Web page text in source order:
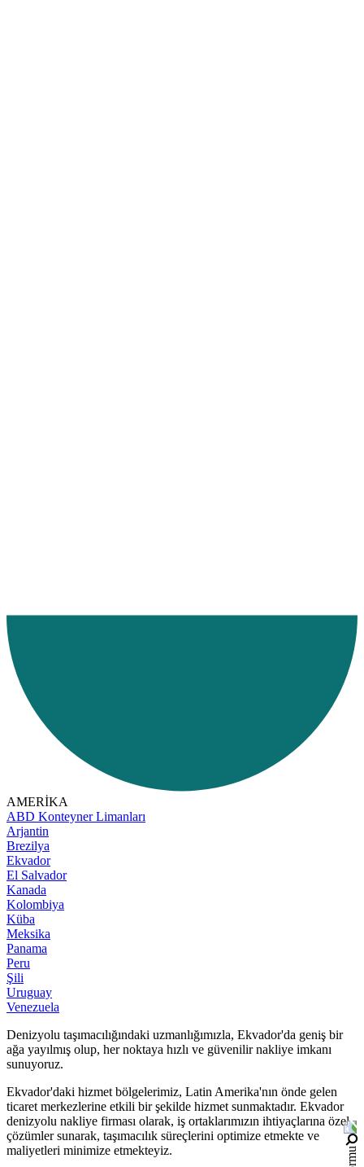
Ana Sayfa
Hizmetlerimiz
Hizmet Bölgelerimiz
Denizyolu
AMERİKA
AMERİKA
ABD Konteyner Limanları
Arjantin
Brezilya
Ekvador
El Salvador
Kanada
Kolombiya
Küba
Meksika
Panama
Peru
Şili
Uruguay
Venezuela
Denizyolu taşımacılığındaki uzmanlığımızla, Ekvador'da geniş bir
ağa yayılmış olup, her noktaya hızlı ve güvenilir nakliye imkanı
sunuyoruz.
Ekvador'daki hizmet bölgelerimiz, Latin Amerika'nın önde gelen
ticaret merkezlerine etkili bir şekilde hizmet sunmaktadır. Ekvador
denizyolu nakliye firması olarak, iş ortaklarımızın ihtiyaçlarına özel
çözümler sunarak, taşımacılık süreçlerini optimize etmekte ve
maliyetleri minimize etmekteyiz.